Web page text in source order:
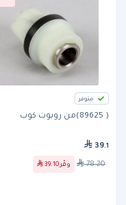
متوفر
( 89625)من روبوت كوب
39.1
78.20 وفّر 39.10